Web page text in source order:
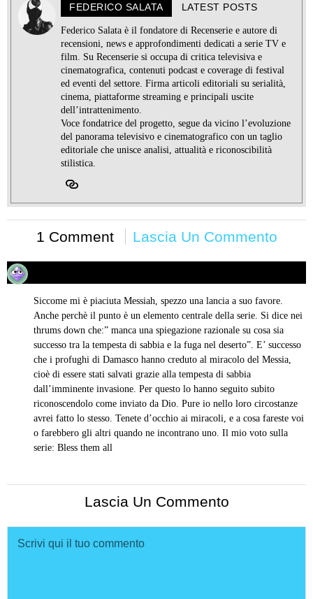
FEDERICO SALATA LATEST POSTS
Federico Salata è il fondatore di Recenserie e autore di
recensioni, news e approfondimenti dedicati a serie TV e
film. Su Recenserie si occupa di critica televisiva e
cinematografica, contenuti podcast e coverage di festival
ed eventi del settore. Firma articoli editoriali su serialità,
cinema, piattaforme streaming e principali uscite
dell’intrattenimento.
Voce fondatrice del progetto, segue da vicino l’evoluzione
del panorama televisivo e cinematografico con un taglio
editoriale che unisce analisi, attualità e riconoscibilità
stilistica.
1 Comment Lascia Un Commento
Siccome mi è piaciuta Messiah, spezzo una lancia a suo favore.
Anche perchè il punto è un elemento centrale della serie. Si dice nei
thrums down che:” manca una spiegazione razionale su cosa sia
successo tra la tempesta di sabbia e la fuga nel deserto”. E’ successo
che i profughi di Damasco hanno creduto al miracolo del Messia,
cioè di essere stati salvati grazie alla tempesta di sabbia
dall’imminente invasione. Per questo lo hanno seguito subito
riconoscendolo come inviato da Dio. Pure io nello loro circostanze
avrei fatto lo stesso. Tenete d’occhio ai miracoli, e a cosa fareste voi
o farebbero gli altri quando ne incontrano uno. Il mio voto sulla
serie: Bless them all
Lascia Un Commento